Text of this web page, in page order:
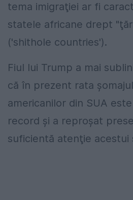
tema imigraţiei ar fi
statele africane drept
('shithole countries').
Fiul lui Trump a mai
că în prezent rata
americanilor din SUA
record şi a reproşat
suficientă atenţie acestui